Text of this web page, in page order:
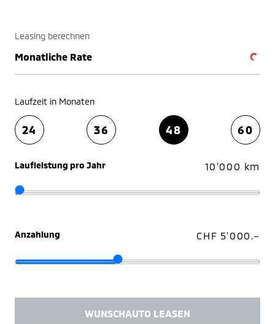
Leasing berechnen
Monatliche Rate
Laufzeit in Monaten
24 36 48 60
Laufleistung pro Jahr 10'000 km
Anzahlung CHF 5'000.–
WUNSCHAUTO LEASEN